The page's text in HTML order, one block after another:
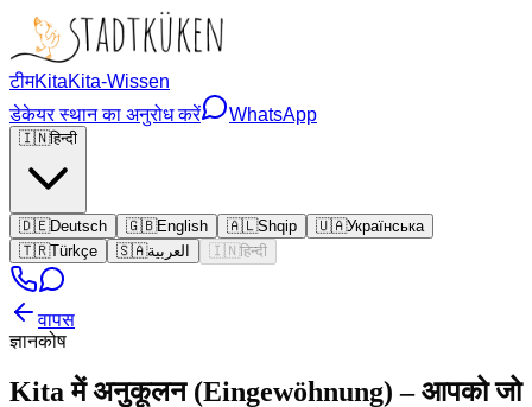
टीमKitaKita-Wissen
डेकेयर स्थान का अनुरोध करें
WhatsApp
🇮🇳हिन्दी
🇩🇪Deutsch 🇬🇧English 🇦🇱Shqip 🇺🇦Українська
🇹🇷Türkçe 🇸🇦العربية 🇮🇳 हिन्दी
वापस
ज्ञानकोष
Kita में अनुकूलन (Eingewöhnung) – आपको जो